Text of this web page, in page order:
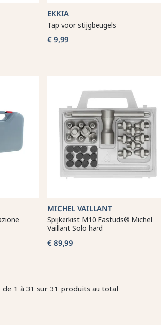
EKKIA
Tap voor stijgbeugels
€ 9,99
MICHEL VAILLANT
Spijkerkist M10 Fastuds® Michel
Vaillant Solo hard
€ 89,99
de 1 à 31 sur 31 produits au total